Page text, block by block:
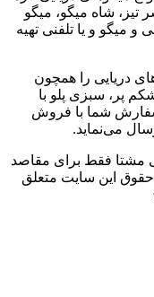
شاه میگو، میگو
میگو و یا تلفنی تهیه
دریایی را همچون
پر، سبزی پلو با
سفارش شما با فروش
می‌نماید.
مشتا فقط برای مقاصد
حقوق این سایت متعلق